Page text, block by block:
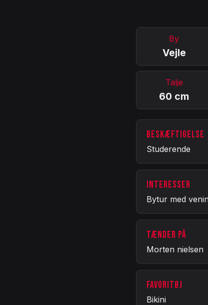
By
Vejle
Talje
60 cm
BESKÆFTIGELSE
Studerende
INTERESSER
Bytur med
TÆNDER PÅ
Morten nielsen
FAVORITØJ
Bikini